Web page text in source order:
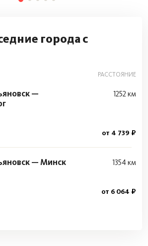
города с
РАССТОЯНИЕ
—
1252 км
от 4 739 ₽
— Минск
1354 км
от 6 064 ₽